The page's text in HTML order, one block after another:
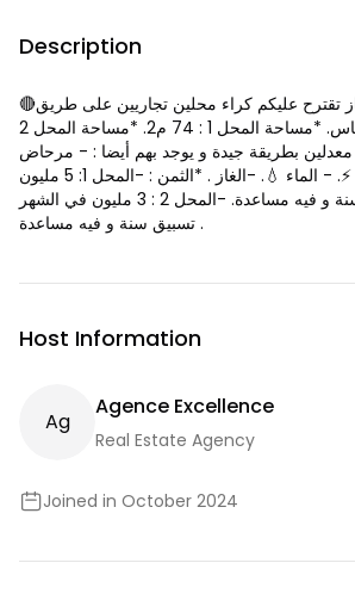
Description
🔴الوكالة العقارية إمتياز تقترح عليكم كراء محلين تجاريين على طريق
"فيلاج عبو" ، سيدي بلعباس. *مساحة المحل 1 : 74 م2. *مساحة المحل 2
معدلين بطريقة جيدة و يوجد بهم أيضا : - مرحاض
لكل منهما 🚽. - الضوء ⚡️. - الماء 💧. -الغاز . *الثمن : -المحل 1: 5 مليون
في الشهر تسبيق سنة و فيه مساعدة. -المحل 2 : 3 مليون في الشهر
تسبيق سنة و فيه مساعدة .
Host Information
AG
Agence Excellence
Real Estate Agency
Joined in October 2024